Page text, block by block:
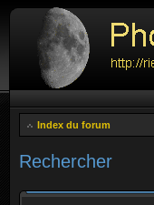
Index du forum
Rechercher